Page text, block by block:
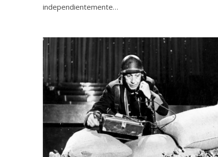
independientemente…